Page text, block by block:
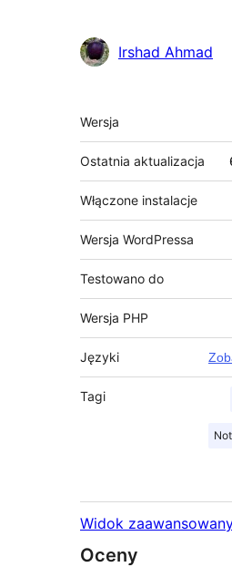
Irshad Ahmad
Meta
Wersja
Ostatnia aktualizacja
Włączone instalacje
Wersja WordPressa
Testowano do
Wersja PHP
Języki
Tagi
Widok
Oceny